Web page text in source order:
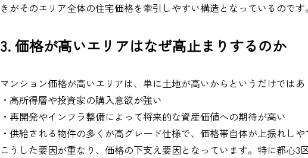
きがそのエリア全体の住宅価格を牽引しやすい構造となっているのです。
3. 価格が高いエリアはなぜ高止まりするのか
マンション価格が高いエリアは、単に土地が高いからというだけではあ
・高所得層や投資家の購入意欲が強い
・再開発やインフラ整備によって将来的な資産価値への期待が高い
・供給される物件の多くが高グレード仕様で、価格帯自体が上振れしや
こうした要因が重なり、価格の下支え要因となっています。特に都心3